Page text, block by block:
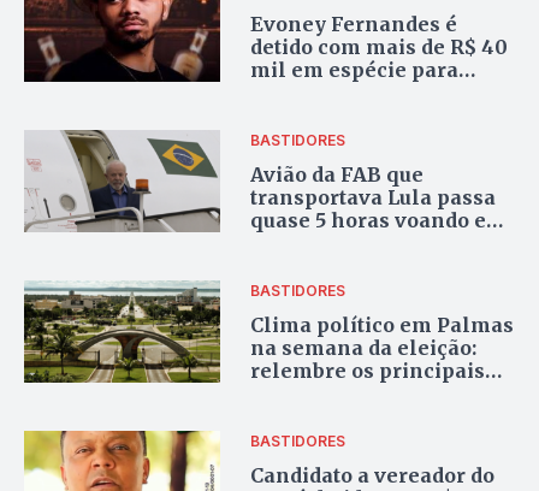
Evoney Fernandes é
detido com mais de R$ 40
mil em espécie para
BASTIDORES
Avião da FAB que
transportava Lula passa
quase 5 horas voando em
BASTIDORES
Clima político em Palmas
na semana da eleição:
relembre os principais
BASTIDORES
Candidato a vereador do